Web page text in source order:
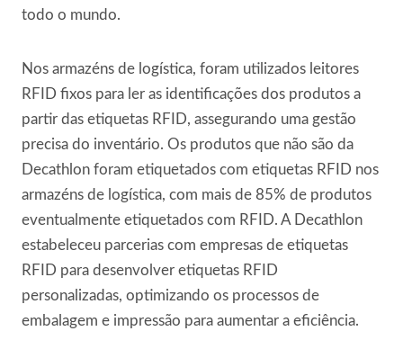
todo o mundo.
Nos armazéns de logística, foram utilizados leitores
RFID fixos para ler as identificações dos produtos a
partir das etiquetas RFID, assegurando uma gestão
precisa do inventário. Os produtos que não são da
Decathlon foram etiquetados com etiquetas RFID nos
armazéns de logística, com mais de 85% de produtos
eventualmente etiquetados com RFID. A Decathlon
estabeleceu parcerias com empresas de etiquetas
RFID para desenvolver etiquetas RFID
personalizadas, optimizando os processos de
embalagem e impressão para aumentar a eficiência.